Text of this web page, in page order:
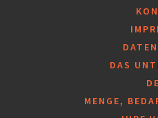
DAS
MENGE,